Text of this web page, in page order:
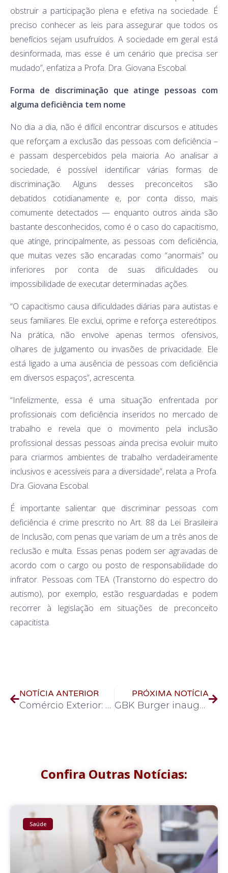
obstruir a participação plena e efetiva na sociedade. É
preciso conhecer as leis para assegurar que todos os
benefícios sejam usufruídos. A sociedade em geral está
desinformada, mas esse é um cenário que precisa ser
mudado”, enfatiza a Profa. Dra. Giovana Escobal.
Forma de discriminação que atinge pessoas com
alguma deficiência tem nome
No dia a dia, não é difícil encontrar discursos e atitudes
que reforçam a exclusão das pessoas com deficiência –
e passam despercebidos pela maioria. Ao analisar a
sociedade, é possível identificar várias formas de
discriminação. Alguns desses preconceitos são
debatidos cotidianamente e, por conta disso, mais
comumente detectados — enquanto outros ainda são
bastante desconhecidos, como é o caso do capacitismo,
que atinge, principalmente, as pessoas com deficiência,
que muitas vezes são encaradas como “anormais” ou
inferiores por conta de suas dificuldades ou
impossibilidade de executar determinadas ações.
“O capacitismo causa dificuldades diárias para autistas e
seus familiares. Ele exclui, oprime e reforça estereótipos.
Na prática, não envolve apenas termos ofensivos,
olhares de julgamento ou invasões de privacidade. Ele
está ligado a uma ausência de pessoas com deficiência
em diversos espaços”, acrescenta.
“Infelizmente, essa é uma situação enfrentada por
profissionais com deficiência inseridos no mercado de
trabalho e revela que o movimento pela inclusão
profissional dessas pessoas ainda precisa evoluir muito
para criarmos ambientes de trabalho verdadeiramente
inclusivos e acessíveis para a diversidade”, relata a Profa.
Dra. Giovana Escobal.
É importante salientar que discriminar pessoas com
deficiência é crime prescrito no Art. 88 da Lei Brasileira
de Inclusão, com penas que variam de um a três anos de
reclusão e multa. Essas penas podem ser agravadas de
acordo com o cargo ou posto de responsabilidade do
infrator. Pessoas com TEA (Transtorno do espectro do
autismo), por exemplo, estão resguardadas e podem
recorrer à legislação em situações de preconceito
capacitista.
NOTÍCIA ANTERIOR
Comércio Exterior: os caminhos para realizar negócios sem fronteiras
PRÓXIMA NOTÍCIA
GBK Burger inaugura loja no Shopping Prado Boulevard
Confira Outras Notícias:
Saúde